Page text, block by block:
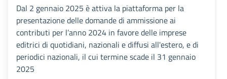
Dal 2 gennaio 2025 è attiva la piattaforma per la
presentazione delle domande di ammissione ai
contributi per l’anno 2024 in favore delle imprese
editrici di quotidiani, nazionali e diffusi all'estero, e di
periodici nazionali, il cui termine scade il 31 gennaio
2025